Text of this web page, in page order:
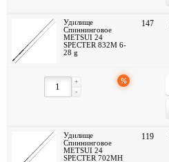
Удилище
Спиннинговое
METSUI 24
SPECTER 832M 6-
28 g
147
-
+ %
Удилище
Спиннинговое
METSUI 24
SPECTER 702MH
119